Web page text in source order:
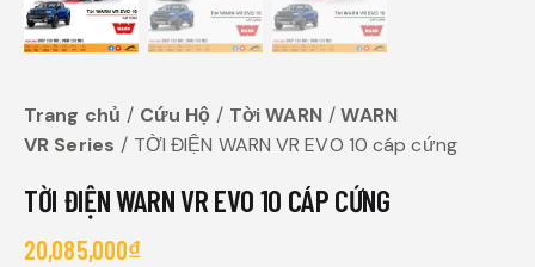
Trang chủ Cứu Hộ Tời WARN
WARN
VR Series
TỜI ĐIỆN WARN VR EVO 10 cáp cứng
TỜI ĐIỆN WARN VR EVO 10 CÁP CỨNG
20,085,000₫